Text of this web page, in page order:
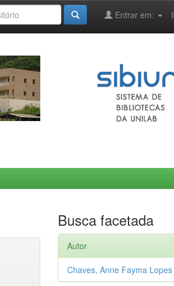
Entrar em:
Busca facetada
Autor
Chaves, Anne Fayma Lopes